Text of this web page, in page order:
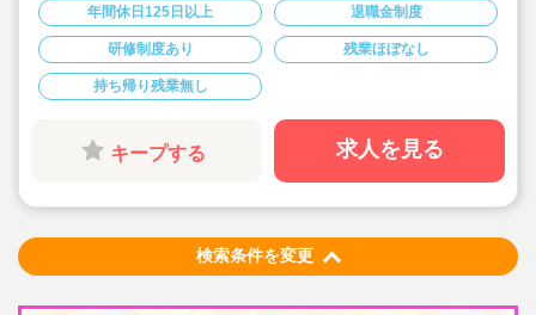
にしています。
◇産休・育休からの復帰（男性の育休実績あり）、時短
勤務実績多数で働きやすい職場です
◇ヘアカラーは自由。髪色の制限なし。
◇20代で経験少ない方もノビノビ働きやすい環境
◇書き物のICT化も進めており持ち帰り業務/残業ほぼな
し。
◇残業した場合の代は1分単位で支給されます
◇子どもが自分の意志や感情を尊重され、自分で選択し
ていくことをあたたかく見守り、子どもが主体の保育を
のような保育園
は、職員にゆとりが必要という考えから行事は無理なく
できる範囲で実施
◇在籍年数や保育経験に合わせた段階的な研修を年間総
年間休日125日以上 退職金制度
研修制度あり 残業ほぼなし
持ち帰り残業無し
キープする 求人を見る
検索条件を変更